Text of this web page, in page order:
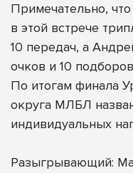
Примечательно,
в этой встрече
10 передач, а
очков и 10
По итогам финала
округа МЛБЛ
индивидуальных
Разыгрывающий: